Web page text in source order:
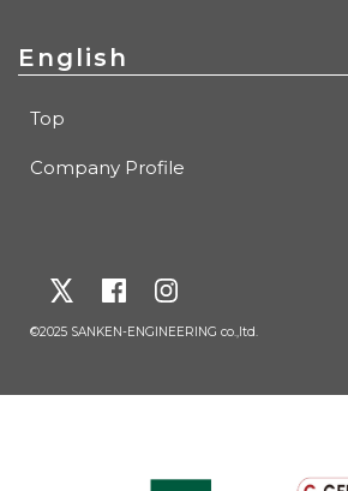
English
Top
Company Profile
©2025 SANKEN-ENGINEERING co.,ltd.